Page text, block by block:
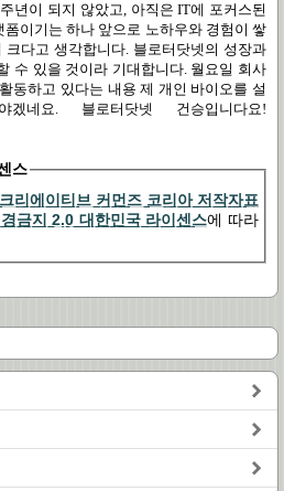
년이 되지 않았고, 아직은 IT에 포커스된
이기는 하나 앞으로 노하우와 경험이 쌓
다고 생각합니다. 블로터닷넷의 성장과
수 있을 것이라 기대합니다. 월요일 회사
동하고 있다는 내용 제 개인 바이오를 설
네요. 블로터닷넷 건승입니다요!
스
크리에이티브 커먼즈 코리아 저작자표
금지 2.0 대한민국 라이센스에 따라